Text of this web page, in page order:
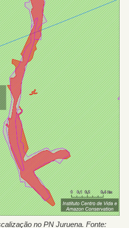
no PN Juruena. Fonte: